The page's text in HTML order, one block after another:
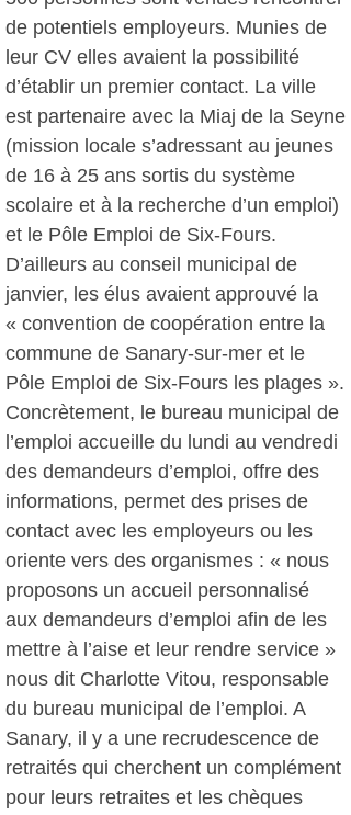
de potentiels employeurs. Munies de
leur CV elles avaient la possibilité
d’établir un premier contact. La ville
est partenaire avec la Miaj de la Seyne
(mission locale s’adressant au jeunes
de 16 à 25 ans sortis du système
scolaire et à la recherche d’un emploi)
et le Pôle Emploi de Six-Fours.
D’ailleurs au conseil municipal de
janvier, les élus avaient approuvé la
« convention de coopération entre la
commune de Sanary-sur-mer et le
Pôle Emploi de Six-Fours les plages ».
Concrètement, le bureau municipal de
l’emploi accueille du lundi au vendredi
des demandeurs d’emploi, offre des
informations, permet des prises de
contact avec les employeurs ou les
oriente vers des organismes : « nous
proposons un accueil personnalisé
aux demandeurs d’emploi afin de les
mettre à l’aise et leur rendre service »
nous dit Charlotte Vitou, responsable
du bureau municipal de l’emploi. A
Sanary, il y a une recrudescence de
retraités qui cherchent un complément
pour leurs retraites et les chèques